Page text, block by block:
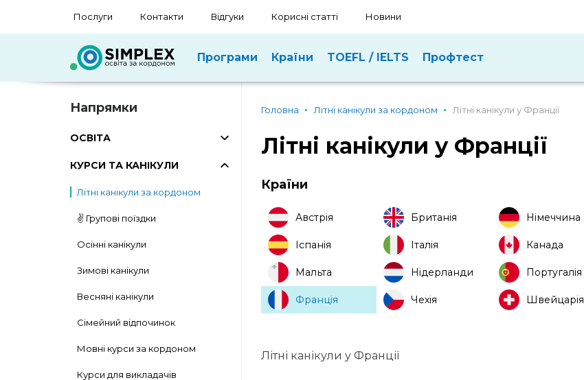
Послуги Контакти Відгуки Корисні статті Новини
Програми Країни TOEFL / IELTS Профтест
Напрямки
ОСВІТА
КУРСИ ТА КАНІКУЛИ
Літні канікули за кордоном
✌️ Групові поїздки
Осінні канікули
Зимові канікули
Весняні канікули
Сімейний відпочинок
Мовні курси за кордоном
Курси для викладачів
Головна Літні канікули за кордоном Літні канікули у Франції
Літні канікули у Франції
Країни
Австрія Британія Німеччина
Іспанія Італія Канада
Мальта Нідерланди Португалія
Франція Чехія Швейцарія
Літні канікули у Франції